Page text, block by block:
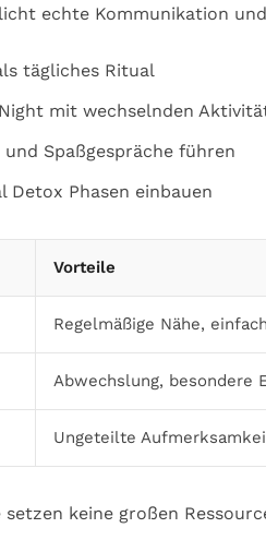
echte Kommunikation
tägliches Ritual
mit wechselnden
Spaßgespräche führen
Detox Phasen einbauen
Vorteile
Regelmäßige Nähe,
Abwechslung, besondere
Ungeteilte
setzen keine großen